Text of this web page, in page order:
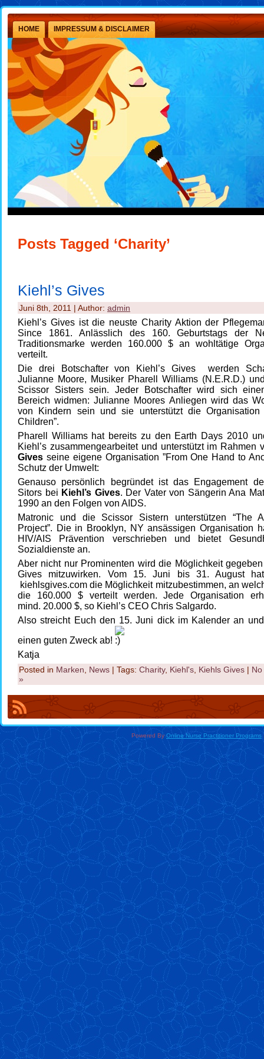
HOME IMPRESSUM & DISCLAIMER
Posts Tagged ‘Charity’
Kiehl’s Gives
Juni 8th, 2011 | Author: admin
Kiehl’s Gives ist die neuste Charity Aktion der
Since 1861. Anlässlich des 160. Geburtstags der
Traditionsmarke werden 160.000 $ an wohltätige
verteilt.
Die drei Botschafter von Kiehl’s Gives werden
Julianne Moore, Musiker Pharell Williams (N.E.R.D.)
Scissor Sisters sein. Jeder Botschafter wird sich
Bereich widmen: Julianne Moores Anliegen wird das
von Kindern sein und sie unterstützt die Organisation
Children”.
Pharell Williams hat bereits zu den Earth Days 2010
Kiehl’s zusammengearbeitet und unterstützt im Rahmen
Gives seine eigene Organisation ”From One Hand to
Schutz der Umwelt:
Genauso persönlich begründet ist das Engagement
Sitors bei Kiehl’s Gives. Der Vater von Sängerin Ana
1990 an den Folgen von AIDS.
Matronic und die Scissor Sistern unterstützen “The
Project”. Die in Brooklyn, NY ansässigen Organisation
HIV/AIS Prävention verschrieben und bietet
Sozialdienste an.
Aber nicht nur Prominenten wird die Möglichkeit gegeben
Gives mitzuwirken. Vom 15. Juni bis 31. August
kiehlsgives.com die Möglichkeit mitzubestimmen, an
die 160.000 $ verteilt werden. Jede Organisation
mind. 20.000 $, so Kiehl’s CEO Chris Salgardo.
Also streicht Euch den 15. Juni dick im Kalender an
einen guten Zweck ab!
Katja
Posted in Marken News | Tags: Charity, Kiehl's Kiehls Gives |
»
Powered ByOnline Nurse Practitioner Programs